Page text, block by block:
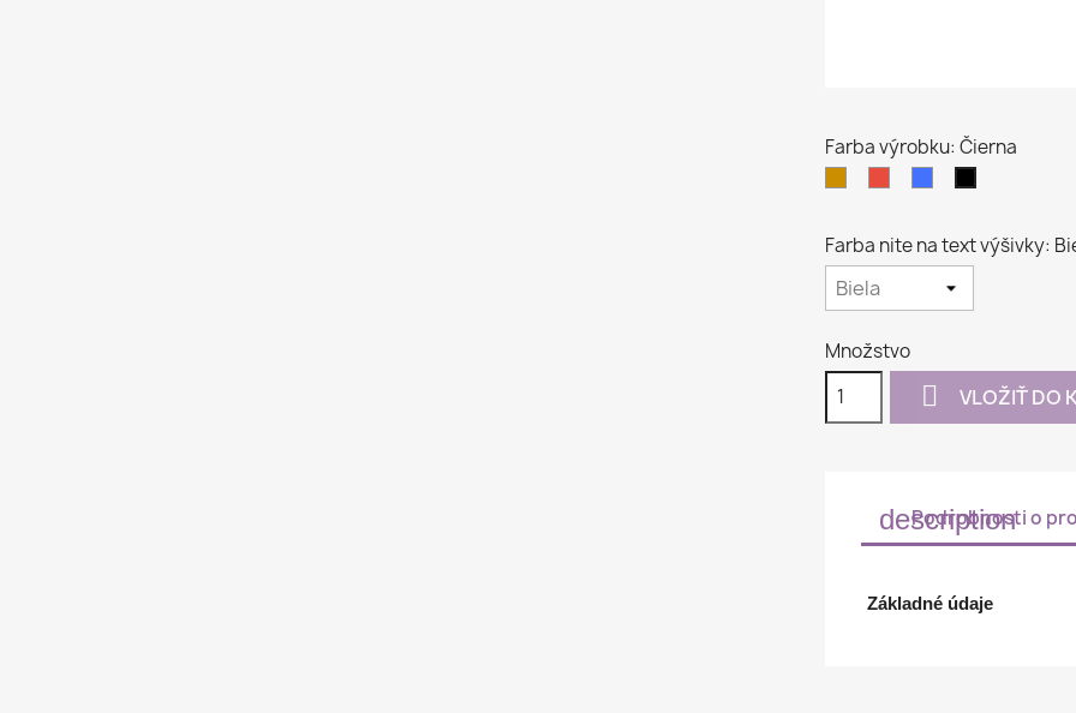
Farba výrobku: Čierna
Farba nite na text výšivky:
Množstvo
 VLOŽIŤ DO
description
Podrobnosti o
Základné údaje